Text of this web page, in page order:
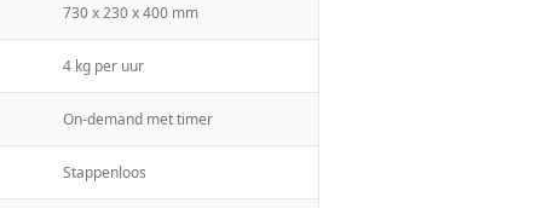
730 x 230 x 400 mm
4 kg per uur
On-demand met timer
Stappenloos